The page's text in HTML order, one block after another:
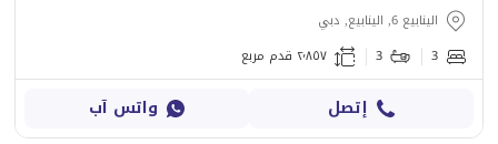
الينابيع 6, الينابيع, دبي
3
3 ٢٬٨٥٧ قدم مربع
إتصل واتس آب